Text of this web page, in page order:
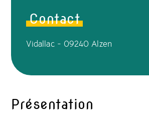
Présentation
Contact
Vidallac - 09240 Alzen